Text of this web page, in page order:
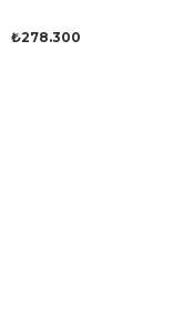
₺278.300